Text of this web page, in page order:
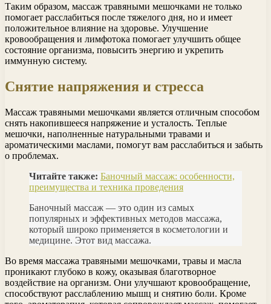
Таким образом, массаж травяными мешочками не только
помогает расслабиться после тяжелого дня, но и имеет
положительное влияние на здоровье. Улучшение
кровообращения и лимфотока помогает улучшить общее
состояние организма, повысить энергию и укрепить
иммунную систему.
Снятие напряжения и стресса
Массаж травяными мешочками является отличным способом
снять накопившееся напряжение и усталость. Теплые
мешочки, наполненные натуральными травами и
ароматическими маслами, помогут вам расслабиться и забыть
о проблемах.
Читайте также: Баночный массаж: особенности,
преимущества и техника проведения
Баночный массаж — это один из самых
популярных и эффективных методов массажа,
который широко применяется в косметологии и
медицине. Этот вид массажа.
Во время массажа травяными мешочками, травы и масла
проникают глубоко в кожу, оказывая благотворное
воздействие на организм. Они улучшают кровообращение,
способствуют расслаблению мышц и снятию боли. Кроме